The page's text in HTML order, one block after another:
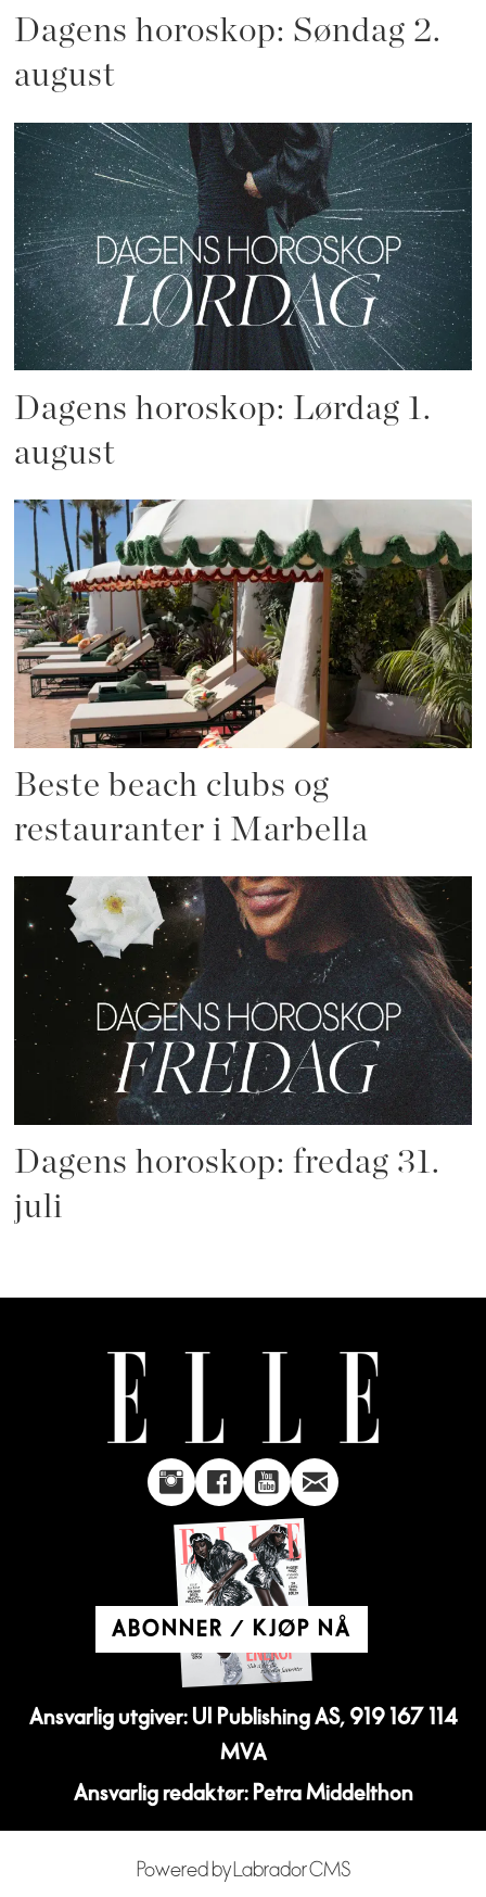
Dagens horoskop: Søndag 2.
august
Dagens horoskop: Lørdag 1.
august
Beste beach clubs og
restauranter i Marbella
Dagens horoskop: fredag 31.
juli
ABONNER / KJØP NÅ
Ansvarlig utgiver: UI Publishing AS, 919 167 114
MVA
Ansvarlig redaktør: Petra Middelthon
Powered by Labrador CMS